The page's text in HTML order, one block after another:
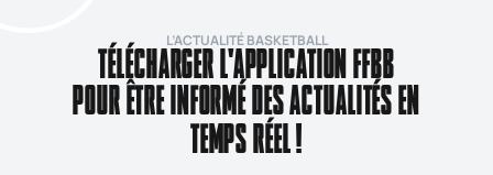
L’ACTUALITÉ BASKETBALL
TÉLÉCHARGER L'APPLICATION FFBB
POUR ÊTRE INFORMÉ DES ACTUALITÉS EN
TEMPS RÉEL !